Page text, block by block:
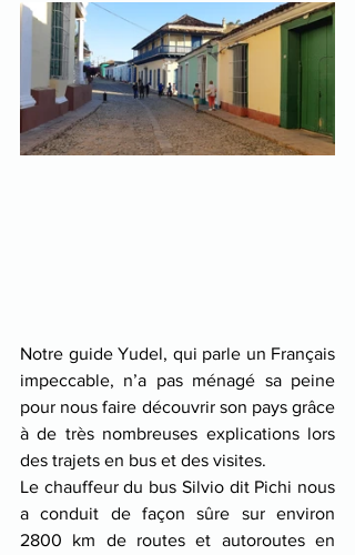
Notre guide Yudel, qui parle un Français
impeccable, n’a pas ménagé sa peine
pour nous faire découvrir son pays grâce
à de très nombreuses explications lors
des trajets en bus et des visites.
Le chauffeur du bus Silvio dit Pichi nous
a conduit de façon sûre sur environ
2800 km de routes et autoroutes en